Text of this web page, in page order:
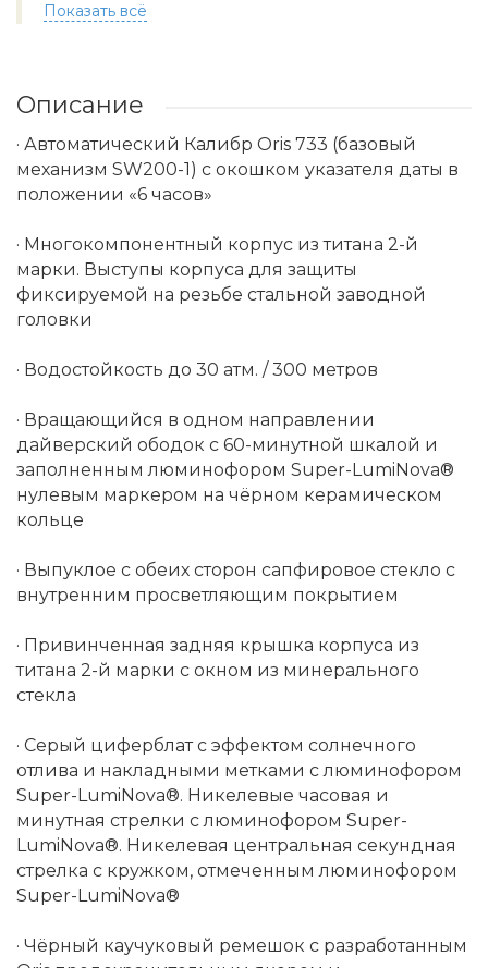
Показать всё
Описание
· Автоматический Калибр Oris 733 (базовый
механизм SW200-1) с окошком указателя даты в
положении «6 часов»
· Многокомпонентный корпус из титана 2-й
марки. Выступы корпуса для защиты
фиксируемой на резьбе стальной заводной
головки
· Водостойкость до 30 атм. / 300 метров
· Вращающийся в одном направлении
дайверский ободок с 60-минутной шкалой и
заполненным люминофором Super-LumiNova®
нулевым маркером на чёрном керамическом
кольце
· Выпуклое с обеих сторон сапфировое стекло с
внутренним просветляющим покрытием
· Привинченная задняя крышка корпуса из
титана 2-й марки с окном из минерального
стекла
· Серый циферблат с эффектом солнечного
отлива и накладными метками с люминофором
Super-LumiNova®. Никелевые часовая и
минутная стрелки с люминофором Super-
LumiNova®. Никелевая центральная секундная
стрелка с кружком, отмеченным люминофором
Super-LumiNova®
· Чёрный каучуковый ремешок с разработанным